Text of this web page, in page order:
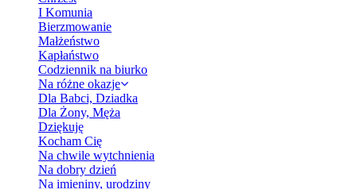
I Komunia
Bierzmowanie
Małżeństwo
Kapłaństwo
Codziennik na biurko
Na różne okazje
Dla Babci, Dziadka
Dla Żony, Męża
Dziękuję
Kocham Cię
Na chwile wytchnienia
Na dobry dzień
Na imieniny, urodziny